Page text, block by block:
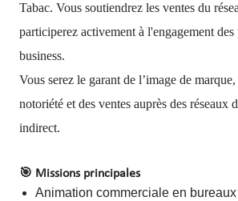
Tabac. Vous soutiendrez les ventes du
participerez activement à l'engagement des
business.
Vous serez le garant de l’image de
notoriété et des ventes auprès des réseaux
indirect.
🎯 Missions principales
Animation commerciale en